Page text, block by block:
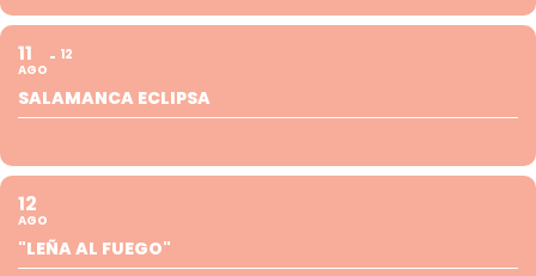
11
AGO
12
SALAMANCA ECLIPSA
12
AGO
"LEÑA AL FUEGO"